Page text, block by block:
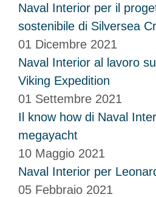
Naval Interior per il
sostenibile di Silversea
01 Dicembre 2021
Naval Interior al lavoro
Viking Expedition
01 Settembre 2021
Il know how di Naval
megayacht
10 Maggio 2021
Naval Interior per
05 Febbraio 2021